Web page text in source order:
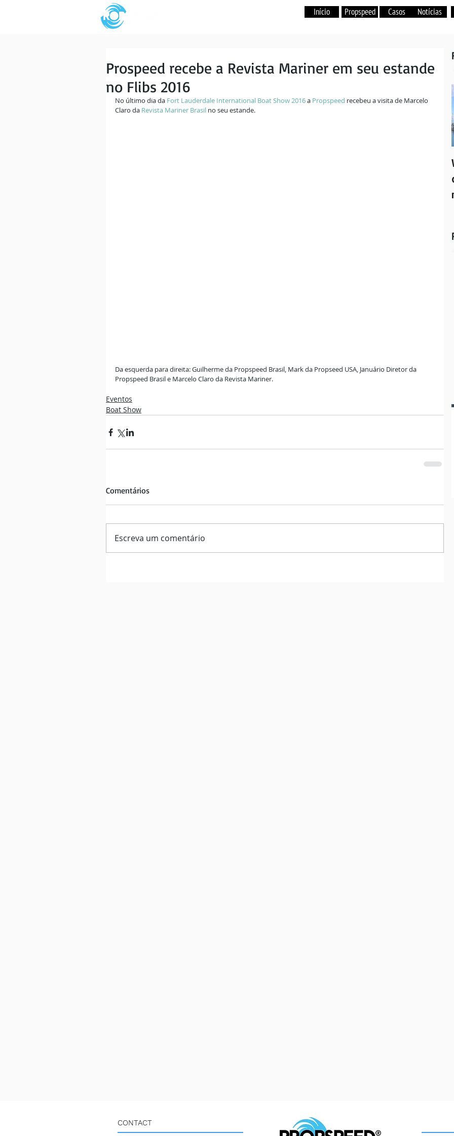
Produtos Casos Notícias Garantia
Início Propspeed Casos Notícias
Prospeed recebe a Revista Mariner em seu estande
no Flibs 2016
No último dia da Fort Lauderdale International Boat Show 2016 a Propspeed recebeu a visita de Marcelo
Claro da Revista Mariner Brasil no seu estande.
Da esquerda para direita: Guilherme da Propspeed Brasil, Mark da Propseed USA, Januário Diretor da
Propspeed Brasil e Marcelo Claro da Revista Mariner.
Eventos
Boat Show
Comentários
Escreva um comentário
CONTACT